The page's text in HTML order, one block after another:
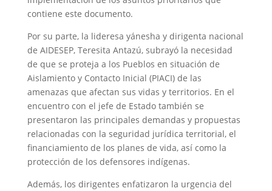
contiene este documento.
Por su parte, la lideresa yánesha y dirigenta nacional
de AIDESEP, Teresita Antazú, subrayó la necesidad
de que se proteja a los Pueblos en situación de
Aislamiento y Contacto Inicial (PIACI) de las
amenazas que afectan sus vidas y territorios. En el
encuentro con el jefe de Estado también se
presentaron las principales demandas y propuestas
relacionadas con la seguridad jurídica territorial, el
financiamiento de los planes de vida, así como la
protección de los defensores indígenas.
Además, los dirigentes enfatizaron la urgencia del